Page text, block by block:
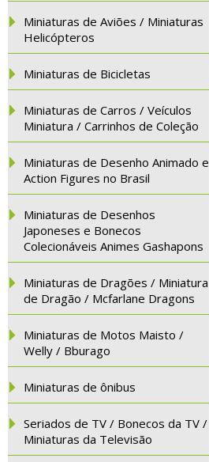
Miniaturas de Aviões / Miniaturas
Helicópteros
Miniaturas de Bicicletas
Miniaturas de Carros / Veículos
Miniatura / Carrinhos de Coleção
Miniaturas de Desenho Animado e
Action Figures no Brasil
Miniaturas de Desenhos
Japoneses e Bonecos
Colecionáveis Animes Gashapons
Miniaturas de Dragões / Miniatura
de Dragão / Mcfarlane Dragons
Miniaturas de Motos Maisto /
Welly / Bburago
Miniaturas de ônibus
Seriados de TV / Bonecos da TV /
Miniaturas da Televisão